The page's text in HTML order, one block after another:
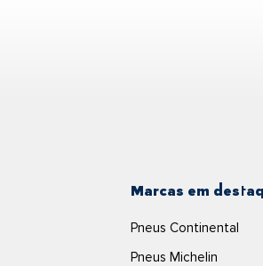
Marcas em
Pneus Continental
Pneus Michelin